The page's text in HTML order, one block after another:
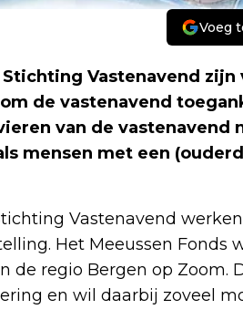
Voeg
Stichting Vastenavend
de vastenavend
van de vastenavend
mensen met een
Vastenavend
Het Meeussen Fonds
de regio Bergen op Zoom.
en wil daarbij zoveel